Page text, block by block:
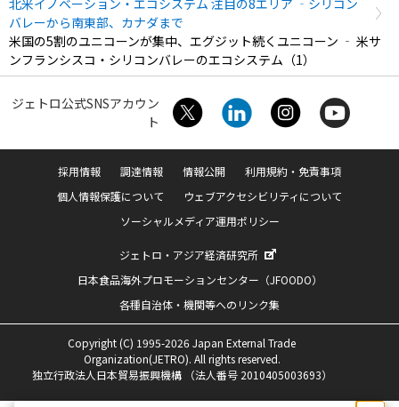
北米イノベーション・エコシステム 注目の8エリア ‐シリコン
バレーから南東部、カナダまで
米国の5割のユニコーンが集中、エグジット続くユニコーン ‐ 米サ
ンフランシスコ・シリコンバレーのエコシステム（1）
ジェトロ公式SNSアカウン
ト
採用情報 調達情報 情報公開
利用規約・免責事項
個人情報保護について
ウェブアクセシビリティについて
ソーシャルメディア運用ポリシー
ジェトロ・アジア経済研究所
日本食品海外プロモーションセンター（JFOODO）
各種自治体・機関等へのリンク集
Copyright (C) 1995-2026 Japan External Trade
Organization(JETRO). All rights reserved.
独立行政法人日本貿易振興機構 （法人番号 2010405003693）